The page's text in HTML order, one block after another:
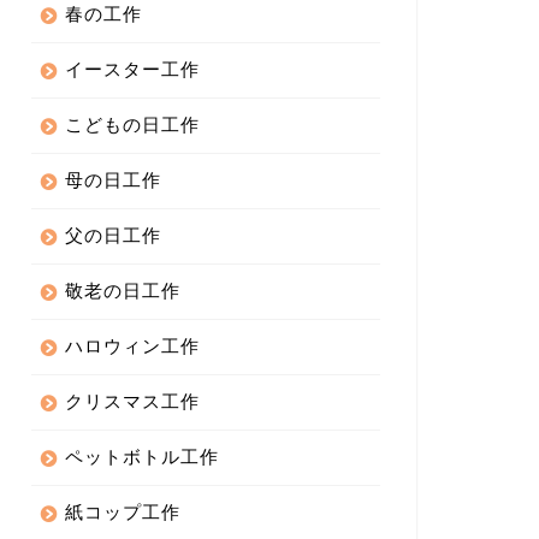
春の工作
イースター工作
こどもの日工作
母の日工作
父の日工作
敬老の日工作
ハロウィン工作
クリスマス工作
ペットボトル工作
紙コップ工作